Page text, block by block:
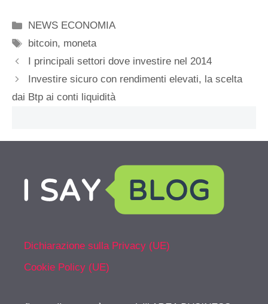
Categorie
NEWS ECONOMIA
Tag
bitcoin, moneta
I principali settori dove investire nel 2014
Investire sicuro con rendimenti elevati, la scelta
dai Btp ai conti liquidità
Dichiarazione sulla Privacy (UE)
Cookie Policy (UE)